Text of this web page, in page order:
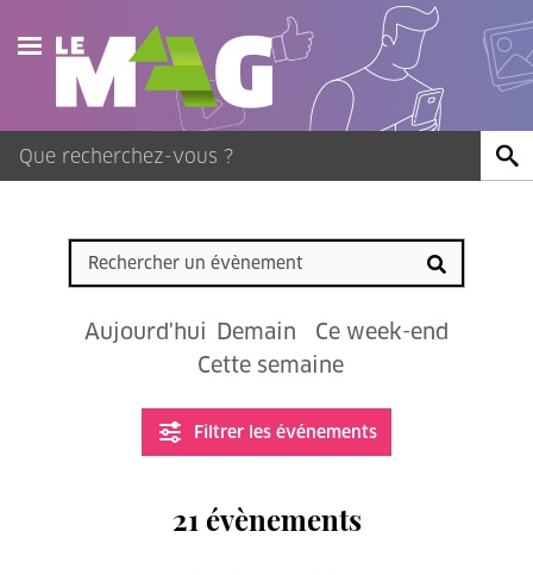
Actualités
Agenda
Publications
Vidéos
Contact
Aujourd'hui Demain
Ce week-end
Cette semaine
Filtrer les événements
21 évènements